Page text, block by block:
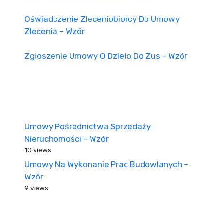
Oświadczenie Zleceniobiorcy Do Umowy
Zlecenia – Wzór
Zgłoszenie Umowy O Dzieło Do Zus – Wzór
Umowy Pośrednictwa Sprzedaży
Nieruchomości – Wzór
10 views
Umowy Na Wykonanie Prac Budowlanych –
Wzór
9 views